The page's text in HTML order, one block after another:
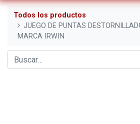
Todos los productos
JUEGO DE PUNTAS
MARCA IRWIN